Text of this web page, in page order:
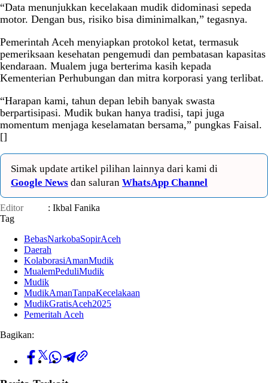
“Data menunjukkan kecelakaan mudik didominasi sepeda
motor. Dengan bus, risiko bisa diminimalkan,” tegasnya.
Pemerintah Aceh menyiapkan protokol ketat, termasuk
pemeriksaan kesehatan pengemudi dan pembatasan kapasitas
kendaraan. Mualem juga berterima kasih kepada
Kementerian Perhubungan dan mitra korporasi yang terlibat.
“Harapan kami, tahun depan lebih banyak swasta
berpartisipasi. Mudik bukan hanya tradisi, tapi juga
momentum menjaga keselamatan bersama,” pungkas Faisal.
[]
Simak update artikel pilihan lainnya dari kami di
Google News dan saluran WhatsApp Channel
Editor
: Ikbal Fanika
Tag
BebasNarkobaSopirAceh
Daerah
KolaborasiAmanMudik
MualemPeduliMudik
Mudik
MudikAmanTanpaKecelakaan
MudikGratisAceh2025
Pemeritah Aceh
Bagikan: